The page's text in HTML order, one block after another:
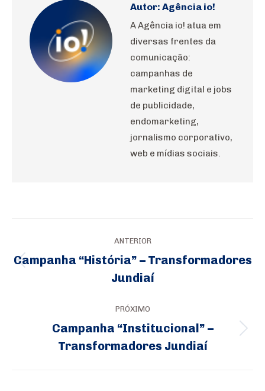
Autor: Agência io!
A Agência io! atua em
diversas frentes da
comunicação:
campanhas de
marketing digital e jobs
de publicidade,
endomarketing,
jornalismo corporativo,
web e mídias sociais.
de
ANTERIOR
Campanha “História” – Transformadores
Jundiaí
PRÓXIMO
Campanha “Institucional” –
Transformadores Jundiaí